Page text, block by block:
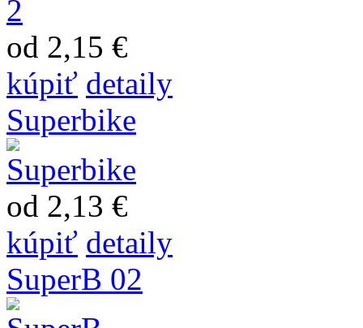
od 2,15 €
kúpiť detaily
Superbike
od 2,13 €
kúpiť detaily
SuperB 02